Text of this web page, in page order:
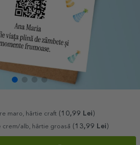
maro, hârtie craft ( 10,99 Lei )
crem/alb, hârtie groasă (13,99 Lei)